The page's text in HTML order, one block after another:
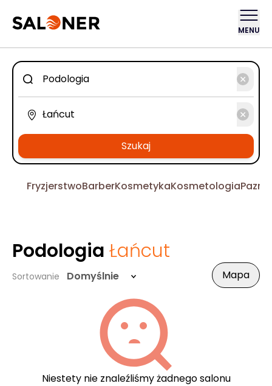
MENU
Szukaj
FryzjerstwoBarberKosmetykaKosmetologia
Podologia Łańcut
Sortowanie Domyślnie Mapa
Niestety nie znaleźliśmy żadnego salonu